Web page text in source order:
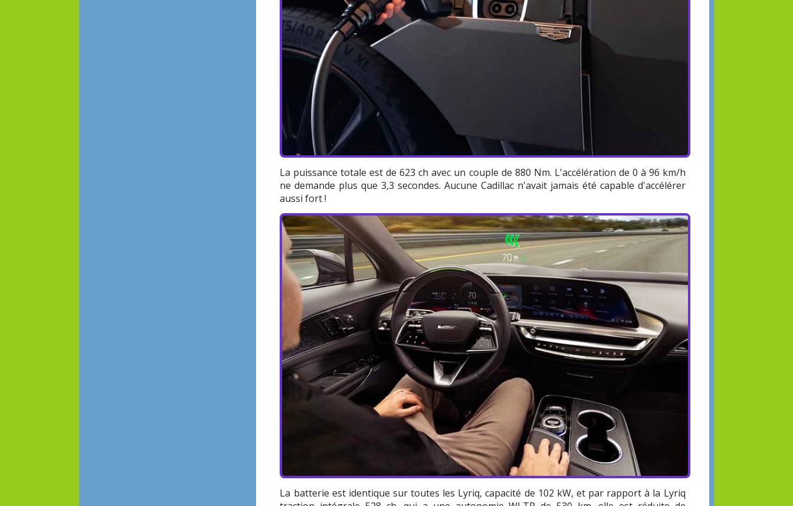
La puissance totale est de 623 ch avec un couple de 880 Nm. L'accélération de 0 à 96 km/h
ne demande plus que 3,3 secondes. Aucune Cadillac n'avait jamais été capable d'accélérer
aussi fort !
La batterie est identique sur toutes les Lyriq, capacité de 102 kW, et par rapport à la Lyriq